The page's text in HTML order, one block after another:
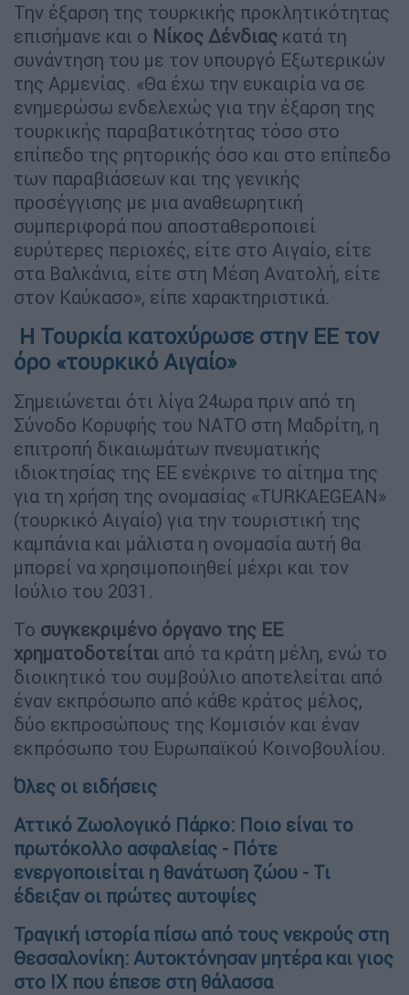
Την έξαρση της τουρκικής προκλητικότητας
επισήμανε και ο Νίκος Δένδιας κατά τη
συνάντηση του με τον υπουργό Εξωτερικών
της Αρμενίας. «Θα έχω την ευκαιρία να σε
ενημερώσω ενδελεχώς για την έξαρση της
τουρκικής παραβατικότητας τόσο στο
επίπεδο της ρητορικής όσο και στο επίπεδο
των παραβιάσεων και της γενικής
προσέγγισης με μια αναθεωρητική
συμπεριφορά που αποσταθεροποιεί
ευρύτερες περιοχές, είτε στο Αιγαίο, είτε
στα Βαλκάνια, είτε στη Μέση Ανατολή, είτε
στον Καύκασο», είπε χαρακτηριστικά.
Η Τουρκία κατοχύρωσε στην ΕΕ τον
όρο «τουρκικό Αιγαίο»
Σημειώνεται ότι λίγα 24ωρα πριν από τη
Σύνοδο Κορυφής του ΝΑΤΟ στη Μαδρίτη, η
επιτροπή δικαιωμάτων πνευματικής
ιδιοκτησίας της ΕΕ ενέκρινε το αίτημα της
για τη χρήση της ονομασίας «TURKAEGEAN»
(τουρκικό Αιγαίο) για την τουριστική της
καμπάνια και μάλιστα η ονομασία αυτή θα
μπορεί να χρησιμοποιηθεί μέχρι και τον
Ιούλιο του 2031.
Το συγκεκριμένο όργανο της ΕΕ
χρηματοδοτείται από τα κράτη μέλη, ενώ το
διοικητικό του συμβούλιο αποτελείται από
έναν εκπρόσωπο από κάθε κράτος μέλος,
δύο εκπροσώπους της Κομισιόν και έναν
εκπρόσωπο του Ευρωπαϊκού Κοινοβουλίου.
Όλες οι ειδήσεις
Αττικό Ζωολογικό Πάρκο: Ποιο είναι το
πρωτόκολλο ασφαλείας - Πότε
ενεργοποιείται η θανάτωση ζώου - Τι
έδειξαν οι πρώτες αυτοψίες
Τραγική ιστορία πίσω από τους νεκρούς στη
Θεσσαλονίκη: Αυτοκτόνησαν μητέρα και γιος
στο ΙΧ που έπεσε στη θάλασσα